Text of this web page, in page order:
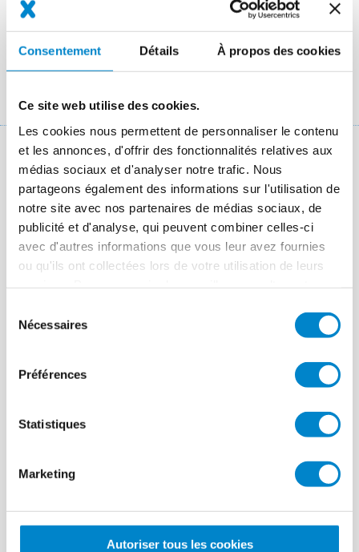
Consentement Détails À propos des cookies
Ce site web utilise des cookies.
Les cookies nous permettent de personnaliser le contenu
et les annonces, d'offrir des fonctionnalités relatives aux
médias sociaux et d'analyser notre trafic. Nous
partageons également des informations sur l'utilisation de
notre site avec nos partenaires de médias sociaux, de
publicité et d'analyse, qui peuvent combiner celles-ci
avec d'autres informations que vous leur avez fournies
ou qu'ils ont collectées lors de votre utilisation de leurs
Nécessaires
Préférences
Statistiques
Marketing
Autoriser tous les cookies
INSCRIVEZ-VOUS
Retrouvez toute l'actualité de
Triflex France